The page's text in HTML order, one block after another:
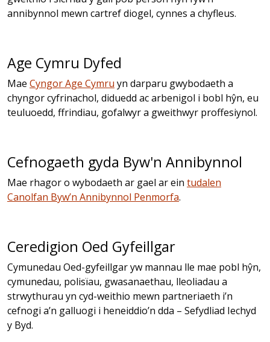
annibynnol mewn cartref diogel, cynnes a chyfleus.
Age Cymru Dyfed
Mae Cyngor Age Cymru yn darparu gwybodaeth a
chyngor cyfrinachol, diduedd ac arbenigol i bobl hŷn, eu
teuluoedd, ffrindiau, gofalwyr a gweithwyr proffesiynol.
Cefnogaeth gyda Byw'n Annibynnol
Mae rhagor o wybodaeth ar gael ar ein tudalen
Canolfan Byw’n Annibynnol Penmorfa.
Ceredigion Oed Gyfeillgar
Cymunedau Oed-gyfeillgar yw mannau lle mae pobl hŷn,
cymunedau, polisïau, gwasanaethau, lleoliadau a
strwythurau yn cyd-weithio mewn partneriaeth i’n
cefnogi a’n galluogi i heneiddio’n dda – Sefydliad Iechyd
y Byd.